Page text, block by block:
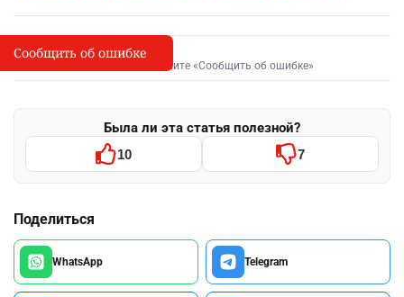
I
Сообщить об опечатке
Выделите фрагмент и нажмите «Сообщить об ошибке»
Была ли эта статья полезной?
10 7
Поделиться
WhatsApp Telegram
Сообщить об ошибке